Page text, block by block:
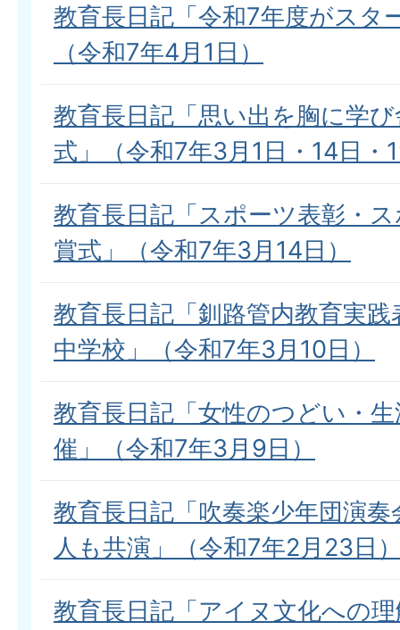
教育長日記「令和7年度がスタ
（令和7年4月1日）
教育長日記「思い出を胸に学
式」（令和7年3月1日・14日・
教育長日記「スポーツ表彰・
賞式」（令和7年3月14日）
教育長日記「釧路管内教育実
中学校」（令和7年3月10日）
教育長日記「女性のつどい・
催」（令和7年3月9日）
教育長日記「吹奏楽少年団演
人も共演」（令和7年2月23日
教育長日記「アイヌ文化への